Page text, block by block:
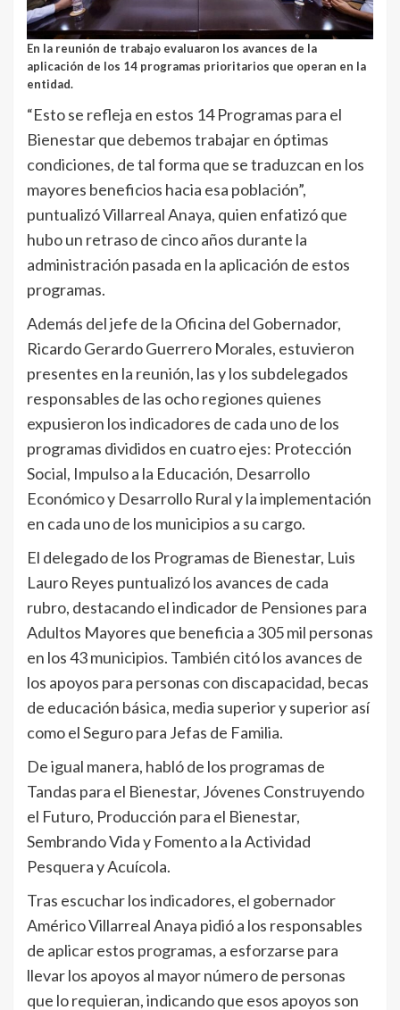
En la reunión de trabajo evaluaron los avances de la
aplicación de los 14 programas prioritarios que operan en la
entidad.
“Esto se refleja en estos 14 Programas para el
Bienestar que debemos trabajar en óptimas
condiciones, de tal forma que se traduzcan en los
mayores beneficios hacia esa población”,
puntualizó Villarreal Anaya, quien enfatizó que
hubo un retraso de cinco años durante la
administración pasada en la aplicación de estos
programas.
Además del jefe de la Oficina del Gobernador,
Ricardo Gerardo Guerrero Morales, estuvieron
presentes en la reunión, las y los subdelegados
responsables de las ocho regiones quienes
expusieron los indicadores de cada uno de los
programas divididos en cuatro ejes: Protección
Social, Impulso a la Educación, Desarrollo
Económico y Desarrollo Rural y la implementación
en cada uno de los municipios a su cargo.
El delegado de los Programas de Bienestar, Luis
Lauro Reyes puntualizó los avances de cada
rubro, destacando el indicador de Pensiones para
Adultos Mayores que beneficia a 305 mil personas
en los 43 municipios. También citó los avances de
los apoyos para personas con discapacidad, becas
de educación básica, media superior y superior así
como el Seguro para Jefas de Familia.
De igual manera, habló de los programas de
Tandas para el Bienestar, Jóvenes Construyendo
el Futuro, Producción para el Bienestar,
Sembrando Vida y Fomento a la Actividad
Pesquera y Acuícola.
Tras escuchar los indicadores, el gobernador
Américo Villarreal Anaya pidió a los responsables
de aplicar estos programas, a esforzarse para
llevar los apoyos al mayor número de personas
que lo requieran, indicando que esos apoyos son